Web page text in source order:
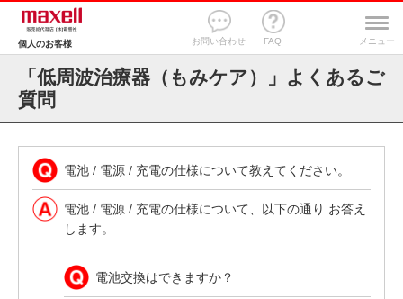
個人のお客様 お問い合わせ FAQ メニュー
「低周波治療器（もみケア）」よくあるご
質問
電池 / 電源 / 充電の仕様について教えてください。
電池 / 電源 / 充電の仕様について、以下の通り お答え
します。
電池交換はできますか？